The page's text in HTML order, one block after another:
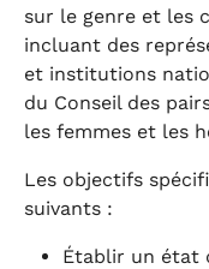
sur le genre et les
incluant des
et institutions
du Conseil des
les femmes et les
Les objectifs
suivants :
Établir un état